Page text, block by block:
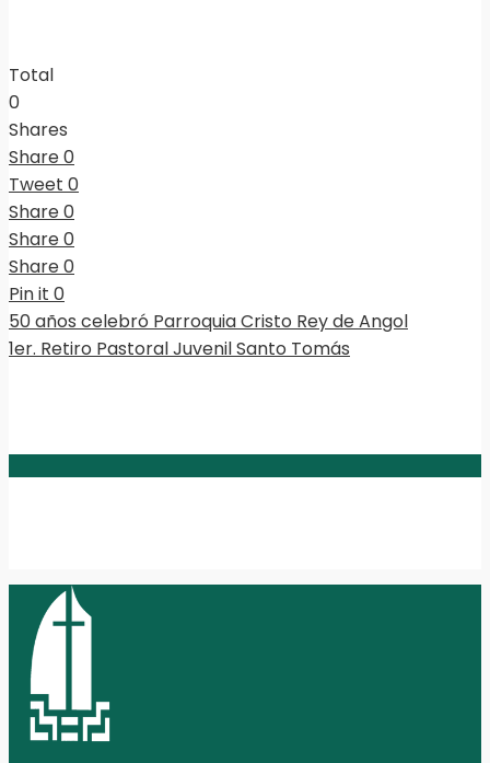
Total
0
Shares
Share0
Tweet 0
Share0
Share0
Share0
Pin it 0
50 años celebró Parroquia Cristo Rey de Angol
1er. Retiro Pastoral Juvenil Santo Tomás